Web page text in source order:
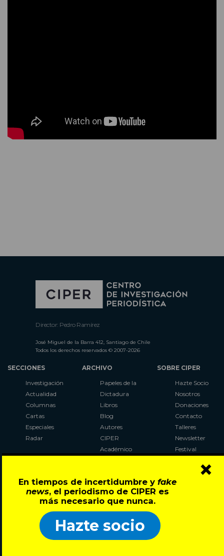
En tiempos de incertidumbre y fake
news, el periodismo de CIPER es
más necesario que nunca.
Hazte socio
×
Director: Pedro Ramírez
José Miguel de la Barra 412, Santiago de Chile
Todos los derechos reservados © 2007-2026
SECCIONES
Investigación
Actualidad
Columnas
Cartas
Especiales
Radar
ARCHIVO
Papeles de la
Dictadura
Libros
Blog
Autores
CIPER
Académico
Al Plebiscito
con CIPER
SOBRE CIPER
Hazte Socio
Nosotros
Donaciones
Contacto
Talleres
Newsletter
Festival